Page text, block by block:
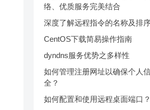
络、优质服务完美结合
深度了解远程指令的名称及排
CentOS下载简易操作指南
dyndns服务优势之多样性
如何管理注册网址以确保个人
全？
如何配置和使用远程桌面端口？